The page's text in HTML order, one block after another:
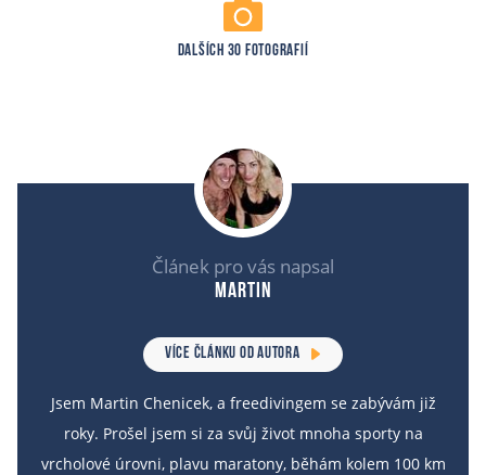
DALŠÍCH 30 FOTOGRAFIÍ
Článek pro vás napsal
Martin
VÍCE ČLÁNKU OD AUTORA
Jsem Martin Chenicek, a freedivingem se zabývám již
roky. Prošel jsem si za svůj život mnoha sporty na
vrcholové úrovni, plavu maratony, běhám kolem 100 km